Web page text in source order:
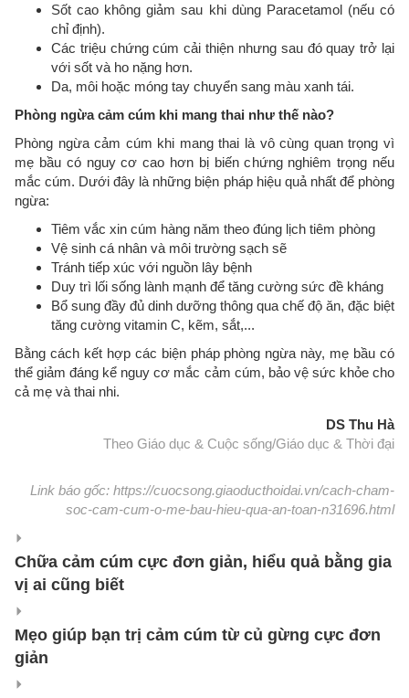
Sốt cao không giảm sau khi dùng Paracetamol (nếu có
chỉ định).
Các triệu chứng cúm cải thiện nhưng sau đó quay trở lại
với sốt và ho nặng hơn.
Da, môi hoặc móng tay chuyển sang màu xanh tái.
Phòng ngừa cảm cúm khi mang thai như thế nào?
Phòng ngừa cảm cúm khi mang thai là vô cùng quan trọng vì
mẹ bầu có nguy cơ cao hơn bị biến chứng nghiêm trọng nếu
mắc cúm. Dưới đây là những biện pháp hiệu quả nhất để phòng
ngừa:
Tiêm vắc xin cúm hàng năm theo đúng lịch tiêm phòng
Vệ sinh cá nhân và môi trường sạch sẽ
Tránh tiếp xúc với nguồn lây bệnh
Duy trì lối sống lành mạnh để tăng cường sức đề kháng
Bổ sung đầy đủ dinh dưỡng thông qua chế độ ăn, đặc biệt
tăng cường vitamin C, kẽm, sắt,...
Bằng cách kết hợp các biện pháp phòng ngừa này, mẹ bầu có
thể giảm đáng kể nguy cơ mắc cảm cúm, bảo vệ sức khỏe cho
cả mẹ và thai nhi.
DS Thu Hà
Theo Giáo dục & Cuộc sống/Giáo dục & Thời đại
Link báo gốc: https://cuocsong.giaoducthoidai.vn/cach-cham-
soc-cam-cum-o-me-bau-hieu-qua-an-toan-n31696.html
Chữa cảm cúm cực đơn giản, hiểu quả bằng gia
vị ai cũng biết
Mẹo giúp bạn trị cảm cúm từ củ gừng cực đơn
giản